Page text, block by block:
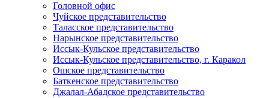
Головной офис
Чуйское представительство
Таласское представительство
Нарынское представительство
Иссык-Кульское представительство
Иссык-Кульское представительство, г. Каракол
Ошское представительство
Баткенское представительство
Джалал-Абадское представительство